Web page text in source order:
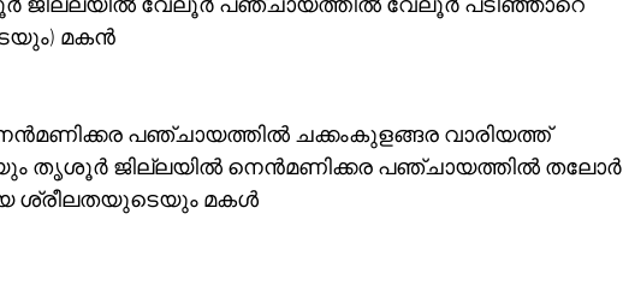
വേലൂർ പഞ്ചായത്തിൽ വേലൂർ പടിഞ്ഞാറെ
മകൻ
പഞ്ചായത്തിൽ ചക്കംകുളങ്ങര വാരിയത്ത്
തൃശൂർ ജില്ലയിൽ നെൻമണിക്കര പഞ്ചായത്തിൽ തലോർ
ശ്രീലതയുടെയും മകൾ